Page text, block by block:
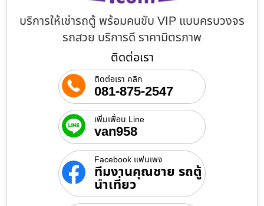
บริการให้เช่ารถตู้ พร้อมคนขับ VIP แบบครบวงจร
รถสวย บริการดี ราคามิตรภาพ
ติดต่อเรา
ติดต่อเรา คลิก
081-875-2547
เพิ่มเพื่อน Line
van958
Facebook แฟนเพจ
ทีมงานคุณชาย รถตู้
นำเที่ยว